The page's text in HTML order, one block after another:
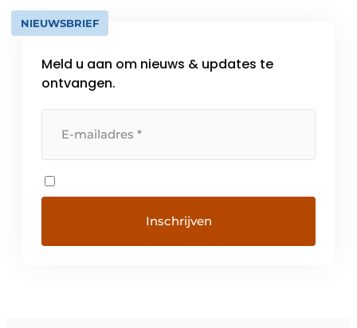
NIEUWSBRIEF
Meld u aan om nieuws & updates te
ontvangen.